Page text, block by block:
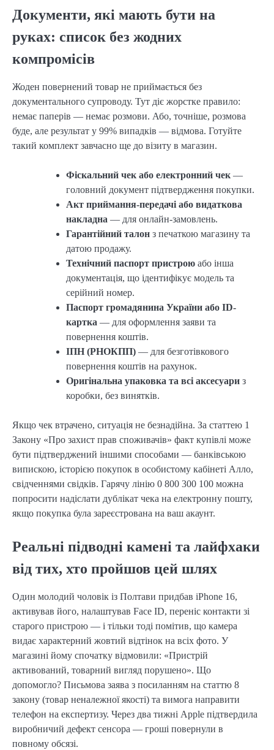
Документи, які мають бути на
руках: список без жодних
компромісів
Жоден повернений товар не приймається без
документального супроводу. Тут діє жорстке правило:
немає паперів — немає розмови. Або, точніше, розмова
буде, але результат у 99% випадків — відмова. Готуйте
такий комплект завчасно ще до візиту в магазин.
Фіскальний чек або електронний чек —
головний документ підтвердження покупки.
Акт приймання-передачі або видаткова
накладна — для онлайн-замовлень.
Гарантійний талон з печаткою магазину та
датою продажу.
Технічний паспорт пристрою або інша
документація, що ідентифікує модель та
серійний номер.
Паспорт громадянина України або ID-
картка — для оформлення заяви та
повернення коштів.
ІПН (РНОКПП) — для безготівкового
повернення коштів на рахунок.
Оригінальна упаковка та всі аксесуари з
коробки, без винятків.
Якщо чек втрачено, ситуація не безнадійна. За статтею 1
Закону «Про захист прав споживачів» факт купівлі може
бути підтверджений іншими способами — банківською
випискою, історією покупок в особистому кабінеті Алло,
свідченнями свідків. Гарячу лінію 0 800 300 100 можна
попросити надіслати дублікат чека на електронну пошту,
якщо покупка була зареєстрована на ваш акаунт.
Реальні підводні камені та лайфхаки
від тих, хто пройшов цей шлях
Один молодий чоловік із Полтави придбав iPhone 16,
активував його, налаштував Face ID, переніс контакти зі
старого пристрою — і тільки тоді помітив, що камера
видає характерний жовтий відтінок на всіх фото. У
магазині йому спочатку відмовили: «Пристрій
активований, товарний вигляд порушено». Що
допомогло? Письмова заява з посиланням на статтю 8
закону (товар неналежної якості) та вимога направити
телефон на експертизу. Через два тижні Apple підтвердила
виробничий дефект сенсора — гроші повернули в
повному обсязі.